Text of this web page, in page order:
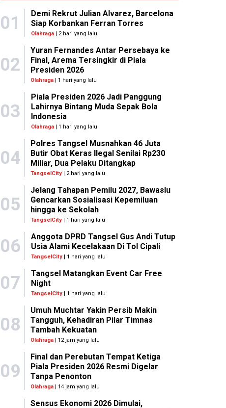
01
Demi Rekrut Julian Alvarez, Barcelona
Siap Korbankan Ferran Torres
Olahraga| 2 hari yang lalu
02
Yuran Fernandes Antar Persebaya ke
Final, Arema Tersingkir di Piala
Presiden 2026
Olahraga | 1 hari yang lalu
03
Piala Presiden 2026 Jadi Panggung
Lahirnya Bintang Muda Sepak Bola
Indonesia
Olahraga| 1 hari yang lalu
04
Polres Tangsel Musnahkan 46 Juta
Butir Obat Keras Ilegal Senilai Rp230
Miliar, Dua Pelaku Ditangkap
TangselCity | 2 hari yang lalu
05
Jelang Tahapan Pemilu 2027, Bawaslu
Gencarkan Sosialisasi Kepemiluan
hingga ke Sekolah
TangselCity | 1 hari yang lalu
06
Anggota DPRD Tangsel Gus Andi Tutup
Usia Alami Kecelakaan Di Tol Cipali
TangselCity| 1 hari yang lalu
07
Tangsel Matangkan Event Car Free
Night
TangselCity| 1 hari yang lalu
08
Umuh Muchtar Yakin Persib Makin
Tangguh, Kehadiran Pilar Timnas
Tambah Kekuatan
Olahraga | 12 jam yang lalu
09
Final dan Perebutan Tempat Ketiga
Piala Presiden 2026 Resmi Digelar
Tanpa Penonton
Olahraga | 14 jam yang lalu
Sensus Ekonomi 2026 Dimulai,